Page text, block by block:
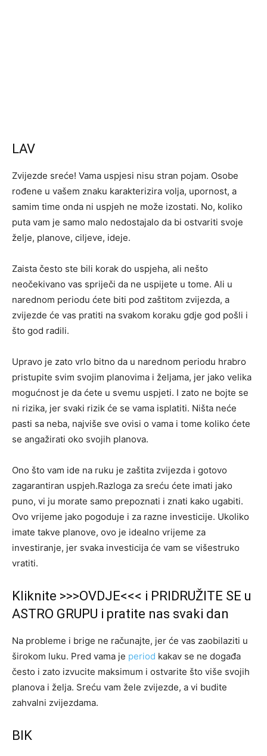
LAV
Zvijezde sreće! Vama uspjesi nisu stran pojam. Osobe
rođene u vašem znaku karakterizira volja, upornost, a
samim time onda ni uspjeh ne može izostati. No, koliko
puta vam je samo malo nedostajalo da bi ostvariti svoje
želje, planove, ciljeve, ideje.
Zaista često ste bili korak do uspjeha, ali nešto
neočekivano vas spriječi da ne uspijete u tome. Ali u
narednom periodu ćete biti pod zaštitom zvijezda, a
zvijezde će vas pratiti na svakom koraku gdje god pošli i
što god radili.
Upravo je zato vrlo bitno da u narednom periodu hrabro
pristupite svim svojim planovima i željama, jer jako velika
mogućnost je da ćete u svemu uspjeti. I zato ne bojte se
ni rizika, jer svaki rizik će se vama isplatiti. Ništa neće
pasti sa neba, najviše sve ovisi o vama i tome koliko ćete
se angažirati oko svojih planova.
Ono što vam ide na ruku je zaštita zvijezda i gotovo
zagarantiran uspjeh.Razloga za sreću ćete imati jako
puno, vi ju morate samo prepoznati i znati kako ugabiti.
Ovo vrijeme jako pogoduje i za razne investicije. Ukoliko
imate takve planove, ovo je idealno vrijeme za
investiranje, jer svaka investicija će vam se višestruko
vratiti.
Kliknite >>>OVDJE<<< i PRIDRUŽITE SE u
ASTRO GRUPU i pratite nas svaki dan
Na probleme i brige ne računajte, jer će vas zaobilaziti u
širokom luku. Pred vama je period kakav se ne događa
često i zato izvucite maksimum i ostvarite što više svojih
planova i želja. Sreću vam žele zvijezde, a vi budite
zahvalni zvijezdama.
BIK